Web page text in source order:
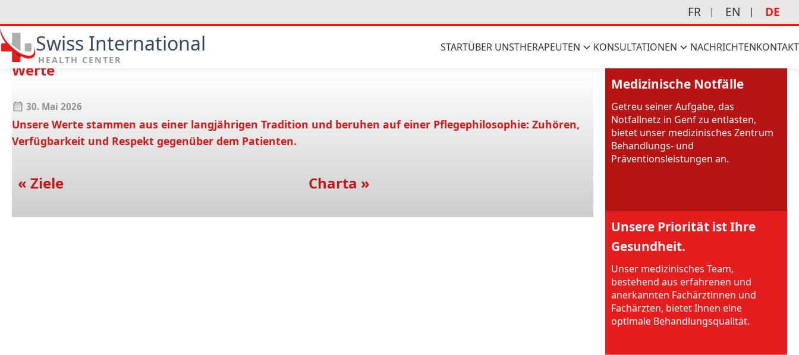
FR EN DE
Swiss International
HEALTH CENTER
STARTÜBER UNSTHERAPEUTEN KONSULTATIONEN NACHRICHTENKONTAKT
Werte
30. Mai 2026
Unsere Werte stammen aus einer langjährigen Tradition und beruhen auf einer Pflegephilosophie: Zuhören,
Verfügbarkeit und Respekt gegenüber dem Patienten.
« Ziele Charta »
Medizinische Notfälle
Getreu seiner Aufgabe, das
Notfallnetz in Genf zu entlasten,
bietet unser medizinisches Zentrum
Behandlungs- und
Präventionsleistungen an.
Unsere Priorität ist Ihre
Gesundheit.
Unser medizinisches Team,
bestehend aus erfahrenen und
anerkannten Fachärztinnen und
Fachärzten, bietet Ihnen eine
optimale Behandlungsqualität.